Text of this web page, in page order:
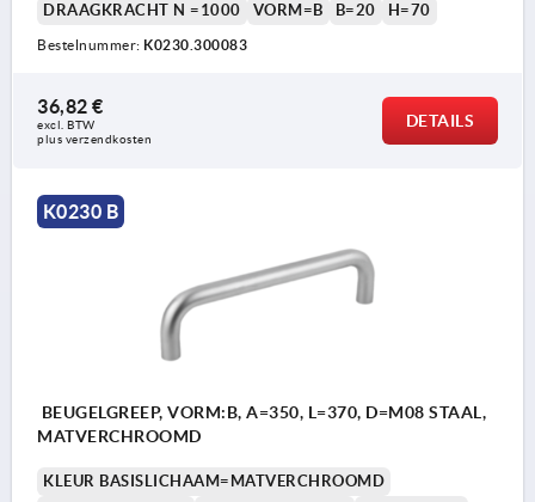
DRAAGKRACHT N =1000
VORM=B B=20 H=70
Bestelnummer: K0230.300083
36,82 €
excl. BTW
plus verzendkosten
DETAILS
K0230 B
BEUGELGREEP, VORM:B, A=350, L=370, D=M08 STAAL,
MATVERCHROOMD
KLEUR BASISLICHAAM=MATVERCHROOMD